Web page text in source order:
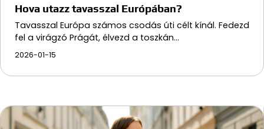
Hova utazz tavasszal Európában?
Tavasszal Európa számos csodás úti célt kínál. Fedezd
fel a virágzó Prágát, élvezd a toszkán…
2026-01-15